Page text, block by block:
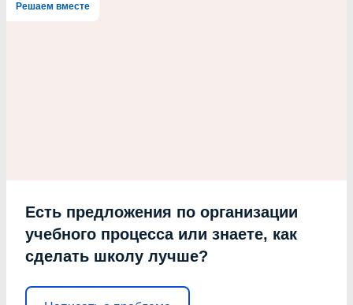
Решаем вместе
Есть предложения по организации
учебного процесса или знаете, как
сделать школу лучше?